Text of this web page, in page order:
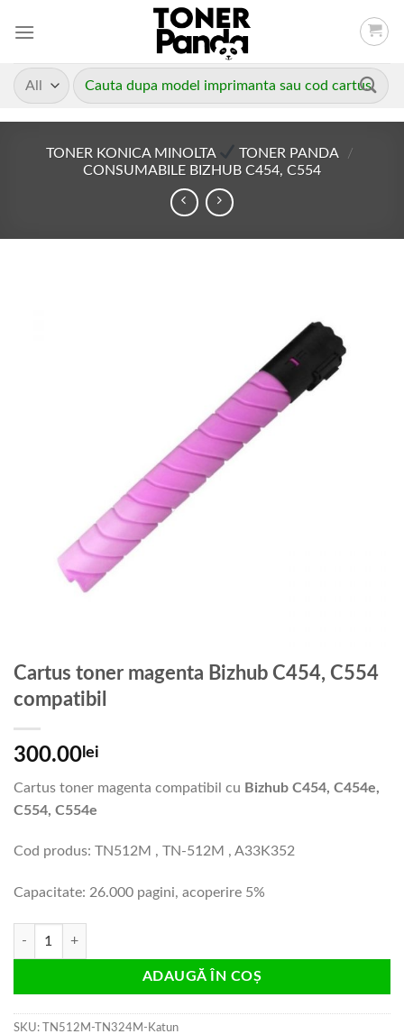
Caută
după:
TONER KONICA MINOLTA TONER PANDA
/
CONSUMABILE BIZHUB C454, C554
Cartus toner magenta Bizhub C454, C554
compatibil
300.00 lei
Cartus toner magenta compatibil cu Bizhub C454, C454e,
C554, C554e
Cod produs: TN512M , TN-512M , A33K352
Capacitate: 26.000 pagini, acoperire 5%
ADAUGĂ ÎN COȘ
SKU: TN512M-TN324M-Katun